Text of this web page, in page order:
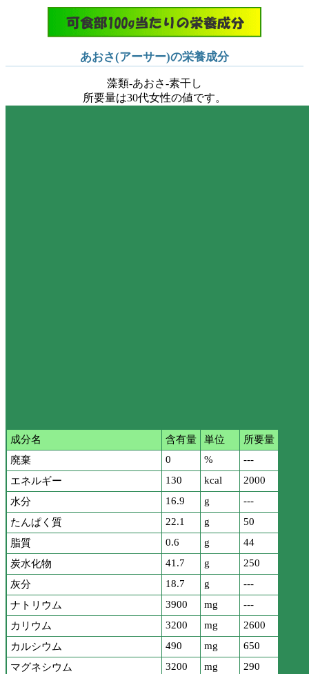
あおさ(アーサー)の栄養成分
藻類-あおさ-素干し
所要量は30代女性の値です。
成分名 含有量 単位
所要量
廃棄
0 %
---
エネルギー
130 kcal
2000
水分
16.9 g
---
たんぱく質
22.1 g
50
脂質
0.6 g
44
炭水化物
41.7 g
250
灰分
18.7 g
---
ナトリウム
3900 mg
---
カリウム
3200 mg
2600
カルシウム
490 mg
650
マグネシウム
3200 mg
290